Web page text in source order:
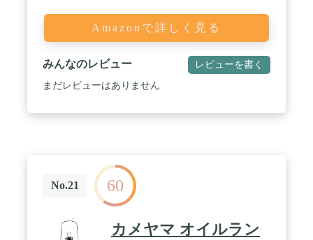
Amazonで詳しく見る
みんなのレビュー レビューを書く
まだレビューはありません
No.21 60
カメヤマ オイルラン